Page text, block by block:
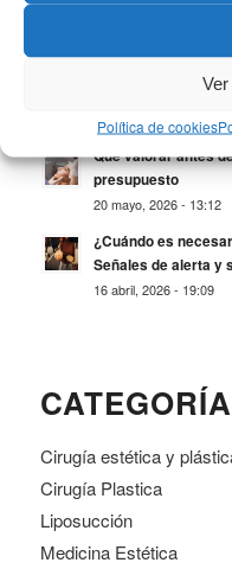
Política de cookies
Rinoplastia de
15 junio, 2026 - 10:00
Qué valorar antes
presupuesto
20 mayo, 2026 - 13:12
¿Cuándo es
Señales de alerta y
16 abril, 2026 - 19:09
Cirugía estética y
Cirugía Plastica
Liposucción
Medicina Estética